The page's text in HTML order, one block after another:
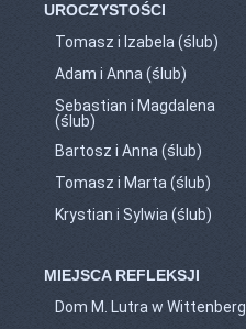
UROCZYSTOŚCI
Tomasz i Izabela (ślub)
Adam i Anna (ślub)
Sebastian i Magdalena
(ślub)
Bartosz i Anna (ślub)
Tomasz i Marta (ślub)
Krystian i Sylwia (ślub)
MIEJSCA REFLEKSJI
Dom M. Lutra w Wittenberg